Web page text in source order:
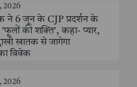
2026
ने 6 जून के CJP प्रदर्शन के
'फूलों की शक्ति', कहा- प्यार,
खातक से जागेगा
विवेक
2026